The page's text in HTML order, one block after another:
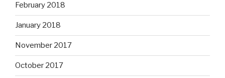
February 2018
January 2018
November 2017
October 2017